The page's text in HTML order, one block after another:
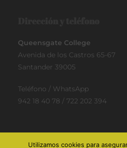
Queensgate College
Avenida de los Castros 65-67
Santander 39005
Teléfono / WhatsApp
942 18 40 78 / 722 202 394
Utilizamos cookies para